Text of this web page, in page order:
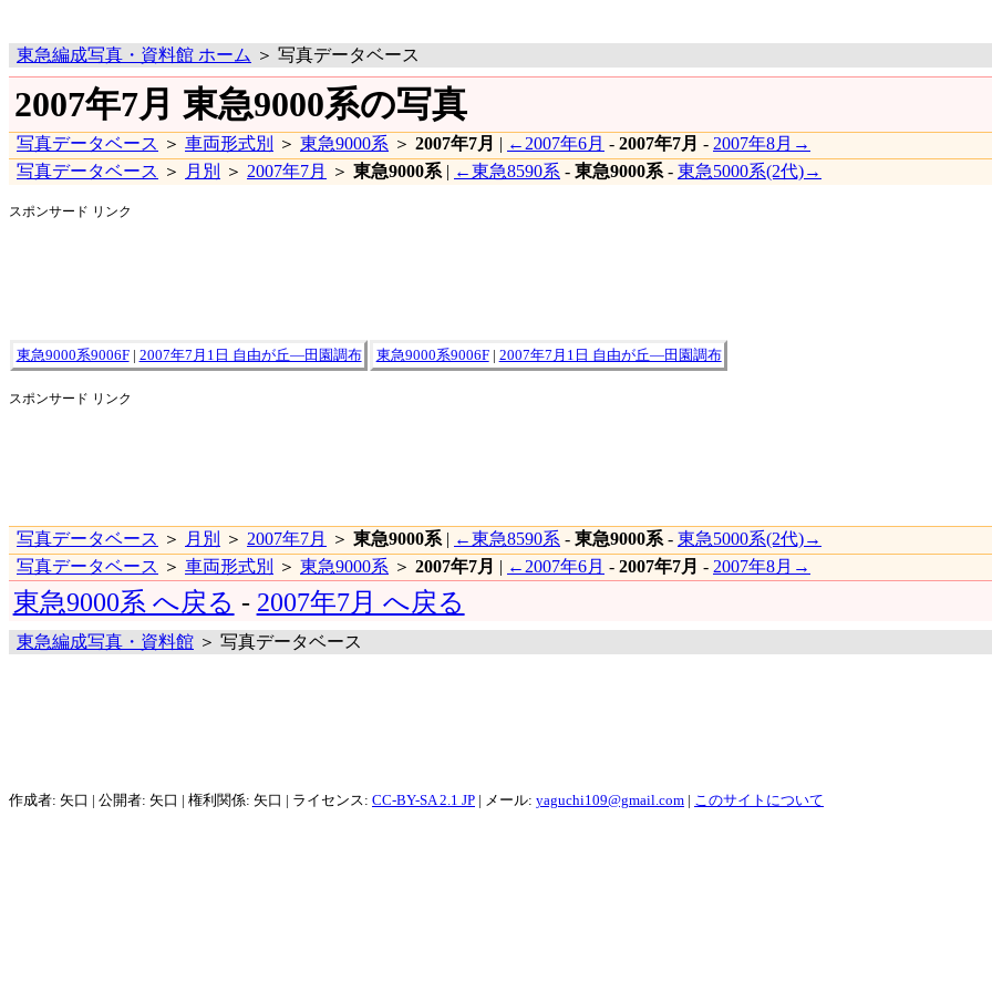
東急編成写真・資料館 ホーム ＞ 写真データベース
2007年7月 東急9000系の写真
写真データベース ＞ 車両形式別 ＞ 東急9000系 ＞ 2007年7月 | ←2007年6月 - 2007年7月 - 2007年8月→
写真データベース ＞ 月別 ＞ 2007年7月 ＞ 東急9000系 | ←東急8590系 - 東急9000系 - 東急5000系(2代)→
スポンサード リンク
東急9000系9006F| 2007年7月1日 自由が丘―田園調布 東急9000系9006F| 2007年7月1日 自由が丘―田園調布
スポンサード リンク
写真データベース ＞ 月別 ＞ 2007年7月 ＞ 東急9000系 | ←東急8590系 - 東急9000系 - 東急5000系(2代)→
写真データベース ＞ 車両形式別 ＞ 東急9000系 ＞ 2007年7月 | ←2007年6月 - 2007年7月 - 2007年8月→
東急9000系 へ戻る - 2007年7月 へ戻る
東急編成写真・資料館 ＞ 写真データベース
作成者: 矢口 | 公開者: 矢口 | 権利関係: 矢口 | ライセンス: CC-BY-SA 2.1 JP | メール: yaguchi109@gmail.com このサイトについて